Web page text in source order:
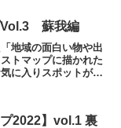
Vol.3 蘇我編
地域の面白い物や出
トマップに描かれた
に入りスポットが新
プ2022】vol.1 裏